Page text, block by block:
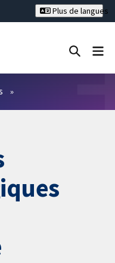
Plus de langues